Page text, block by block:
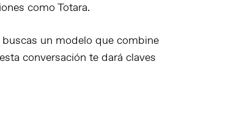
como Totara.
un modelo que combine
conversación te dará claves